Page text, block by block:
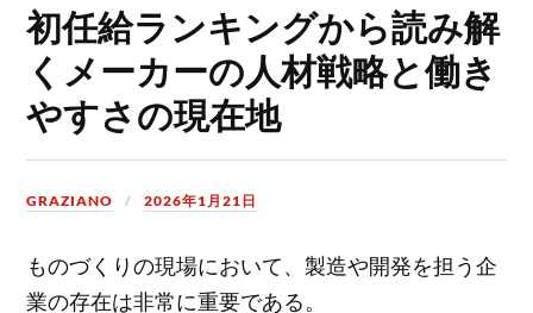
初任給ランキングから読み解
くメーカーの人材戦略と働き
やすさの現在地
GRAZIANO 2026年1月21日
ものづくりの現場において、製造や開発を担う企
業の存在は非常に重要である。